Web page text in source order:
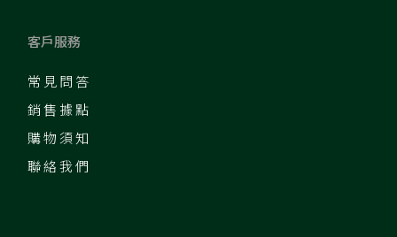
客戶服務
常見問答
銷售據點
購物須知
聯絡我們